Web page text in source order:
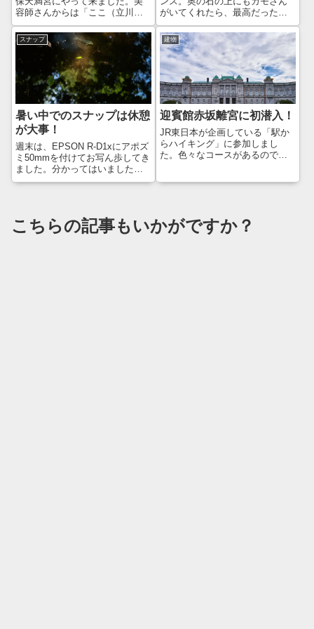
容師さんからは「ここ（立川）
から歩くんですか？」「ちょっ
と距離ないですか？」と言われ
ましたが、これくらいの距離で
したら、普通に歩きます😊お、
だんだん少なくなってきた丸型
ポスト発見！EP...
がいてくれたら、最高だったの
ですが…。まぁ、そううまくは
いきませんな（笑）。Leica M10
Monochrom + CONTAX Biogon
T*28mm F2.8(G)
スナップ
暑い中でのスナップは休憩
が大事！
週末は、EPSON R-D1xにアポズ
ミ50mmを付けてお写ん歩してき
ました。分かってはいました
が、換算75mm相当はスナップに
園方面に歩いてみます。こち...
建物
迎賓館赤坂離宮に初潜入！
JR東日本が企画している「駅か
らハイキング」に参加しまし
た。色々なコースがあるのです
とのことで...
こちらの記事もいかがですか？